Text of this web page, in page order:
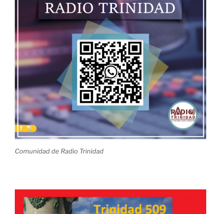
Comunidad de Radio Trinidad